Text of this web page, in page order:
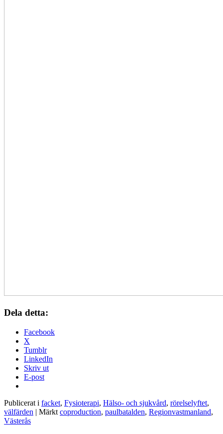
Dela detta:
Facebook
X
Tumblr
LinkedIn
Skriv ut
E-post
Publicerat i facket, Fysioterapi, Hälso- och sjukvård, rörelselyftet,
välfärden | Märkt coproduction, paulbatalden, Regionvastmanland,
Västerås